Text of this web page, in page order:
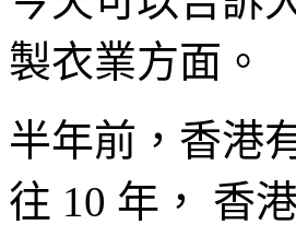
製衣業方面。
半年前，香港
往 10 年， 香